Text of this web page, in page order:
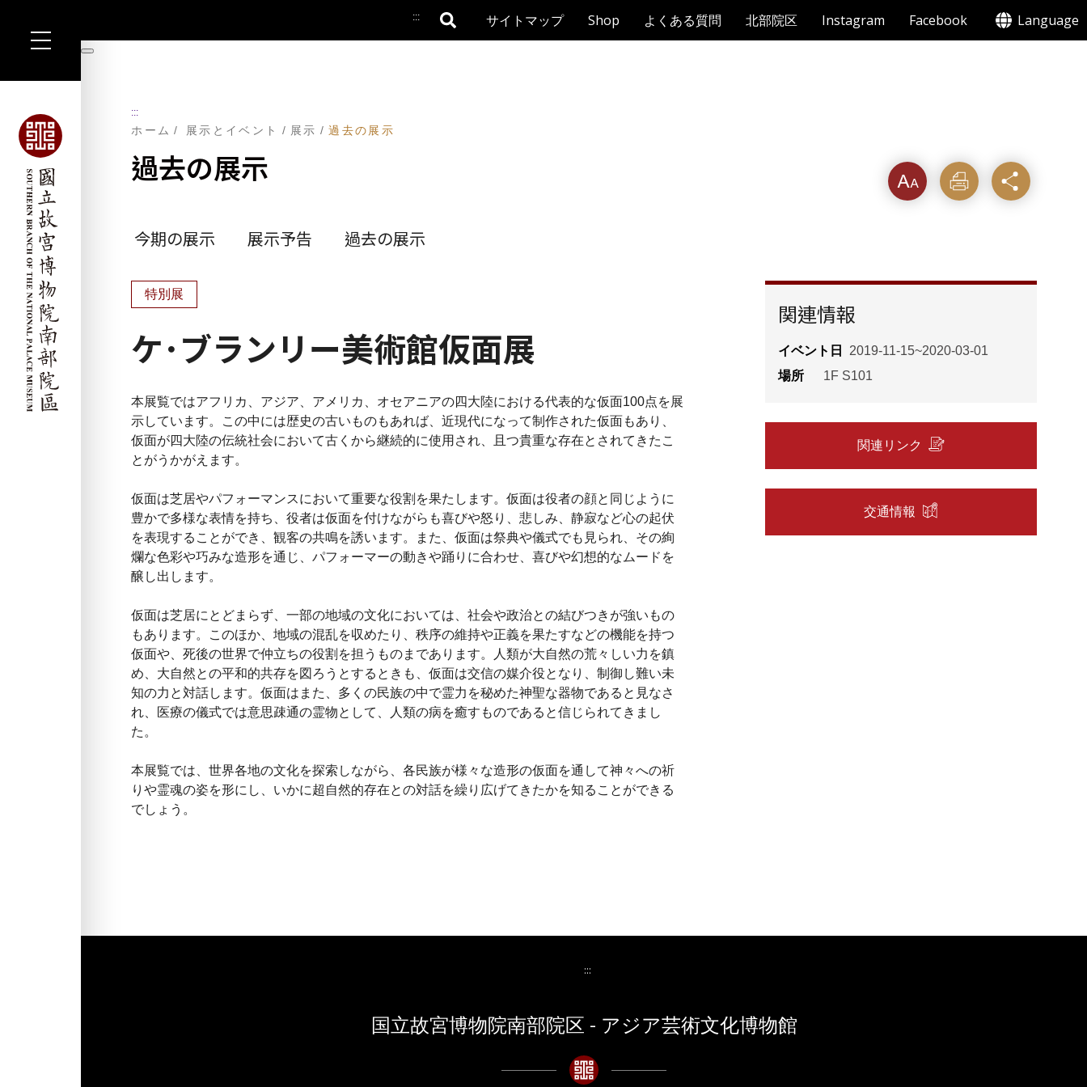
ン
::: サイトマップ Shop よくある質問 北部院区 Instagram Facebook Language
暫
:::
ホーム 展示とイベント 展示 過去の展示
過去の展示 フォン 印刷す シェア
今期の展示 展示予告 過去の展示
特別展
ケ･ブランリー美術館仮面展
本展覧ではアフリカ、アジア、アメリカ、オセアニアの四大陸における代表的な仮面100点を展
示しています。この中には歴史の古いものもあれば、近現代になって制作された仮面もあり、
仮面が四大陸の伝統社会において古くから継続的に使用され、且つ貴重な存在とされてきたこ
とがうかがえます。
仮面は芝居やパフォーマンスにおいて重要な役割を果たします。仮面は役者の顔と同じように
豊かで多様な表情を持ち、役者は仮面を付けながらも喜びや怒り、悲しみ、静寂など心の起伏
を表現することができ、観客の共鳴を誘います。また、仮面は祭典や儀式でも見られ、その絢
爛な色彩や巧みな造形を通じ、パフォーマーの動きや踊りに合わせ、喜びや幻想的なムードを
醸し出します。
仮面は芝居にとどまらず、一部の地域の文化においては、社会や政治との結びつきが強いもの
もあります。このほか、地域の混乱を収めたり、秩序の維持や正義を果たすなどの機能を持つ
仮面や、死後の世界で仲立ちの役割を担うものまであります。人類が大自然の荒々しい力を鎮
め、大自然との平和的共存を図ろうとするときも、仮面は交信の媒介役となり、制御し難い未
知の力と対話します。仮面はまた、多くの民族の中で霊力を秘めた神聖な器物であると見なさ
れ、医療の儀式では意思疎通の霊物として、人類の病を癒すものであると信じられてきまし
た。
本展覧では、世界各地の文化を探索しながら、各民族が様々な造形の仮面を通して神々への祈
りや霊魂の姿を形にし、いかに超自然的存在との対話を繰り広げてきたかを知ることができる
でしょう。
関連情報
イベント日
2019-11-15~2020-03-01
場所
1F S101
関連リンク
交通情報
:::
国立故宮博物院南部院区 - アジア芸術文化博物館